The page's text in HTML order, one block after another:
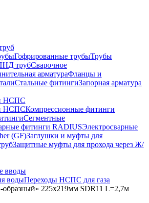
Гофрированные трубыТрубы
трубСварочное
арматураФланцы и
Стальные фитингиЗапорная арматура
НСПС
НСПСКомпрессионные фитинги
Сегментные
фитинги RADIUSЭлектросварные
(GF)Заглушки и муфты для
Защитные муфты для прохода через Ж/
вводы
водыПереходы НСПС для газа
225х219мм SDR11 L=2,7м